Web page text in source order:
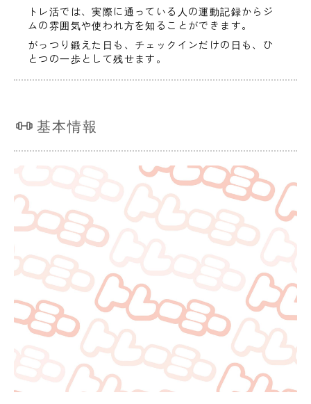
トレ活では、実際に通っている人の運動記録からジ
ムの雰囲気や使われ方を知ることができます。
がっつり鍛えた日も、チェックインだけの日も、ひ
とつの一歩として残せます。
基本情報